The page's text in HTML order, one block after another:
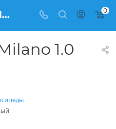
Беговел TT Milano 1.0 красный купить: цена 4 500 рублей в Балашихе | Интернет магазин Вело150 0
1.0